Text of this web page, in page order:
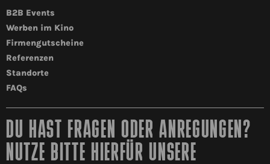
B2B Events
Werben im Kino
Firmengutscheine
Referenzen
Standorte
FAQs
DU HAST FRAGEN ODER ANREGUNGEN?
NUTZE BITTE HIERFÜR UNSERE